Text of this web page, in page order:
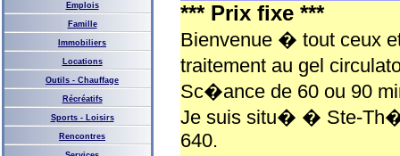
Emplois
Famille
Immobiliers
Locations
Outils - Chauffage
Récréatifs
Sports - Loisirs
Rencontres
*** Prix fixe ***
Bienvenue � tout ceux
traitement au gel
Sc�ance de 60 ou 90
Je suis situ� � Ste-
640.